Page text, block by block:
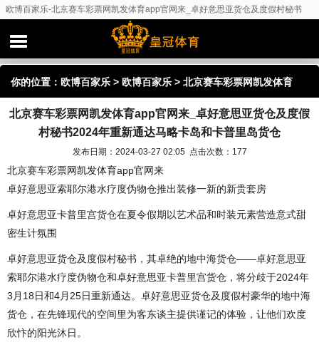
欧博百家乐-北京赛车彩票网凯发体育app官网来_卓好意思亚货仓及度假村秘书
2024年重新通达马略卡岛和卡普里岛货仓
你的位置： 欧博百家乐 > 欧博百家乐 > 北京赛车彩票网凯发体育
app官网来_卓好意思亚货仓及度假村秘书2024年重新通达马略卡岛
和卡普里岛货仓
北京赛车彩票网凯发体育app官网来_卓好意思亚货仓及度假
村秘书2024年重新通达马略卡岛和卡普里岛货仓
发布日期：2024-03-27 02:05 点击次数：177
北京赛车彩票网凯发体育app官网来
卓好意思亚索耶尔港水疗度伪物仓推出装修一新的新贵套房
卓好意思亚卡普里宫货仓在夏令假期以艺术品和时装元素营造意式甜
密生计氛围
卓好意思亚货仓及度假村秘书，其卓绝的地中海货仓——卓好意思亚
索耶尔港水疗度伪物仓和卓好意思亚卡普里宫货仓，将分歧于2024年
3月18日和4月25日重新通达。卓好意思亚货仓及度假村豪华的地中海
货仓，在先锋现代的空间里为客东谈主提供谨记的体验，让他们欢度
欣忭的阳光沐日。